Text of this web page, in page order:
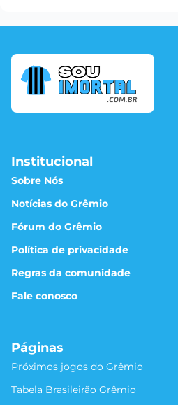
Institucional
Sobre Nós
Notícias do Grêmio
Fórum do Grêmio
Política de privacidade
Regras da comunidade
Fale conosco
Páginas
Próximos jogos do Grêmio
Tabela Brasileirão Grêmio